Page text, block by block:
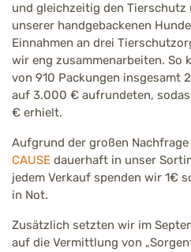
und gleichzeitig den
unserer handgebackenen
Einnahmen an drei
wir eng zusammenarbeiten. So
von 910 Packungen insgesamt
auf 3.000 € aufrundeten,
€ erhielt.
Aufgrund der großen
CAUSE dauerhaft in unser
jedem Verkauf spenden wir 1€
in Not.
Zusätzlich setzten wir im
auf die Vermittlung von